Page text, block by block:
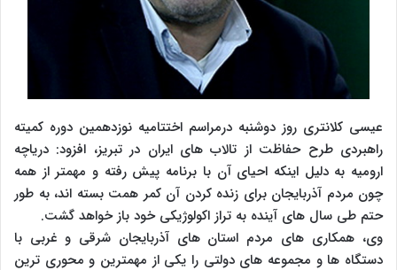
عیسی کلانتری روز دوشنبه درمراسم اختتامیه نوزدهمین دوره کمیته
راهبردی طرح حفاظت از تالاب های ایران در تبریز، افزود: دریاچه
ارومیه به دلیل اینکه احیای آن با برنامه پیش رفته و مهمتر از همه
چون مردم آذربایجان برای زنده کردن آن کمر همت بسته اند، به طور
حتم طی سال های آینده به تراز اکولوژیکی خود باز خواهد گشت.
وی، همکاری های مردم استان های آذربایجان شرقی و غربی با
دستگاه ها و مجموعه های دولتی را یکی از مهمترین و محوری ترین